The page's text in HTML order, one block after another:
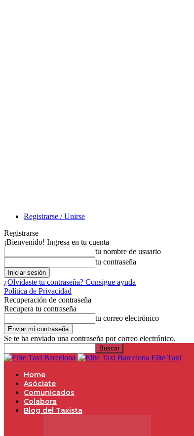
Registrarse / Unirse
Registrarse
¡Bienvenido! Ingresa en tu cuenta
tu nombre de usuario
tu contraseña
¿Olvidaste tu contraseña? Consigue ayuda
Política de Privacidad
Recuperación de contraseña
Recupera tu contraseña
tu correo electrónico
Se te ha enviado una contraseña por correo electrónico.
Elite Taxi
Home
Asóciate
Comunicados
Colabora
Blog del Taxista